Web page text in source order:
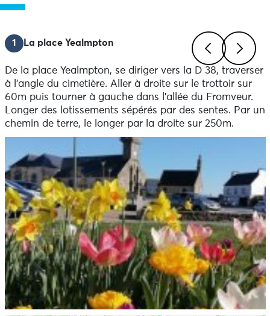
papiers et topoguides édités par la Fédération
Française de Randonnée du Finistère sont disponibles.
Retrouvez, en bas de page, toutes les activités ainsi
que les restaurants environnants.
Previous
1 La place Yealmpton
De la place Yealmpton, se diriger vers la D 38, traverser
à l'angle du cimetière. Aller à droite sur le trottoir sur
60m puis tourner à gauche dans l'allée du Fromveur.
Longer des lotissements sépérés par des sentes. Par un
chemin de terre, le longer par la droite sur 250m.